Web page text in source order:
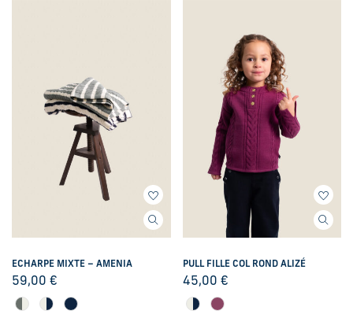
ECHARPE MIXTE – AMENIA
59,00 €
PULL FILLE COL ROND ALIZÉ
45,00 €